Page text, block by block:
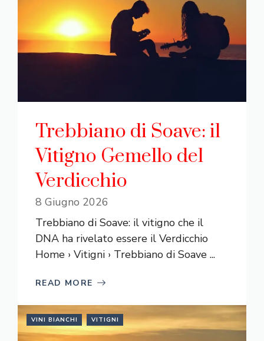
Trebbiano di Soave: il
Vitigno Gemello del
Verdicchio
8 Giugno 2026
Trebbiano di Soave: il vitigno che il
DNA ha rivelato essere il Verdicchio
Home › Vitigni › Trebbiano di Soave ...
READ MORE
VINI BIANCHI VITIGNI